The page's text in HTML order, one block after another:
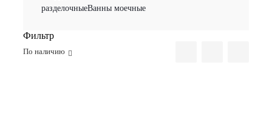
разделочныеВанны моечные
Фильтр
По наличию